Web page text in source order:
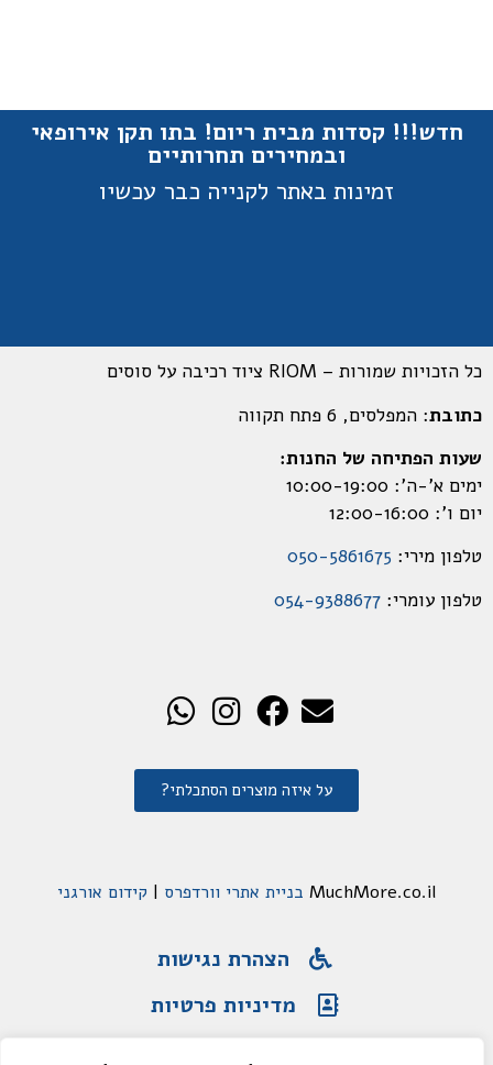
חדש!!! קסדות מבית ריום! בתו תקן אירופאי
ובמחירים תחרותיים
זמינות באתר לקנייה כבר עכשיו
כל הזכויות שמורות – RIOM ציוד רכיבה על סוסים
כתובת: המפלסים, 6 פתח תקווה
שעות הפתיחה של החנות:
ימים א’-ה’: 10:00-19:00
יום ו’: 12:00-16:00
טלפון מירי: 050-5861675
טלפון עומרי: 054-9388677
על איזה מוצרים הסתכלתי?
MuchMore.co.il בניית אתרי וורדפרס | קידום אורגני
הצהרת נגישות
מדיניות פרטיות